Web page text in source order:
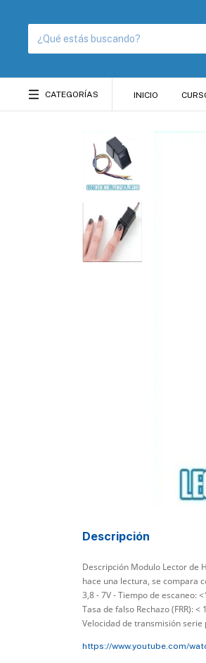
CATEGORÍAS INICIO
Descripción
Descripción Modulo Lector de
hace una lectura, se compara
3,8 - 7V - Tiempo de escaneo:
Tasa de falso Rechazo (FRR):
Velocidad de transmisión
https://www.youtube.com/